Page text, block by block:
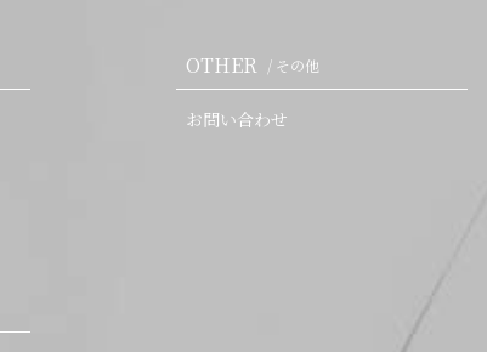
OTHER / その他
お問い合わせ